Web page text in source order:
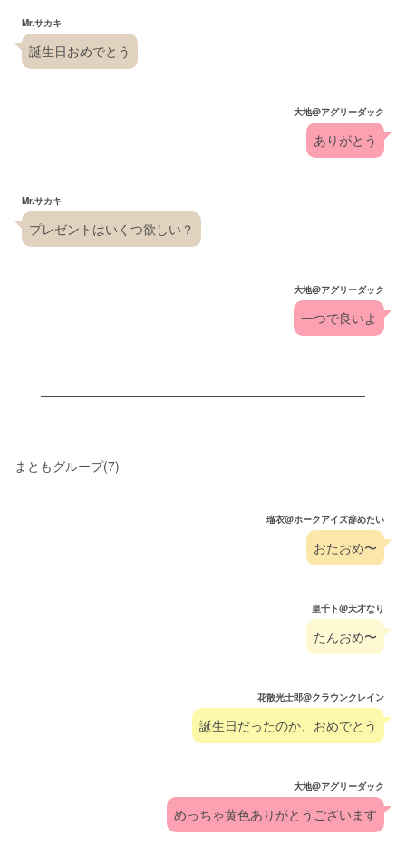
Mr.サカキ
誕生日おめでとう
大地@アグリーダック
ありがとう
Mr.サカキ
プレゼントはいくつ欲しい？
大地@アグリーダック
一つで良いよ
まともグループ(7)
瑠衣@ホークアイズ辞めたい
おたおめ〜
皇千ト@天才なり
たんおめ〜
花散光士郎@クラウンクレイン
誕生日だったのか、おめでとう
大地@アグリーダック
めっちゃ黄色ありがとうございます